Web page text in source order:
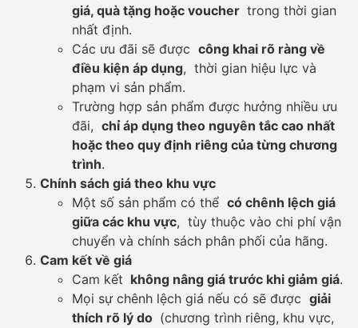
giá, quà tặng hoặc voucher trong thời gian
nhất định.
Các ưu đãi sẽ được công khai rõ ràng về
điều kiện áp dụng, thời gian hiệu lực và
phạm vi sản phẩm.
Trường hợp sản phẩm được hưởng nhiều ưu
đãi, chỉ áp dụng theo nguyên tắc cao nhất
hoặc theo quy định riêng của từng chương
trình.
Chính sách giá theo khu vực
Một số sản phẩm có thể có chênh lệch giá
giữa các khu vực, tùy thuộc vào chi phí vận
chuyển và chính sách phân phối của hãng.
Cam kết về giá
Cam kết không nâng giá trước khi giảm giá.
Mọi sự chênh lệch giá nếu có sẽ được giải
thích rõ lý do (chương trình riêng, khu vực,